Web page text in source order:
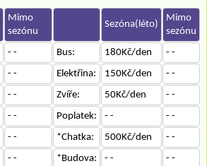
Mimo
sezónu
Sezóna(léto)
Mimo
sezónu
- - Bus: 180Kč/den
- -
- - Elektřina: 150Kč/den
- -
- - Zvíře: 50Kč/den
- -
- - Poplatek: - -
- -
- - *Chatka: 500Kč/den
- -
- - *Budova: - - - -